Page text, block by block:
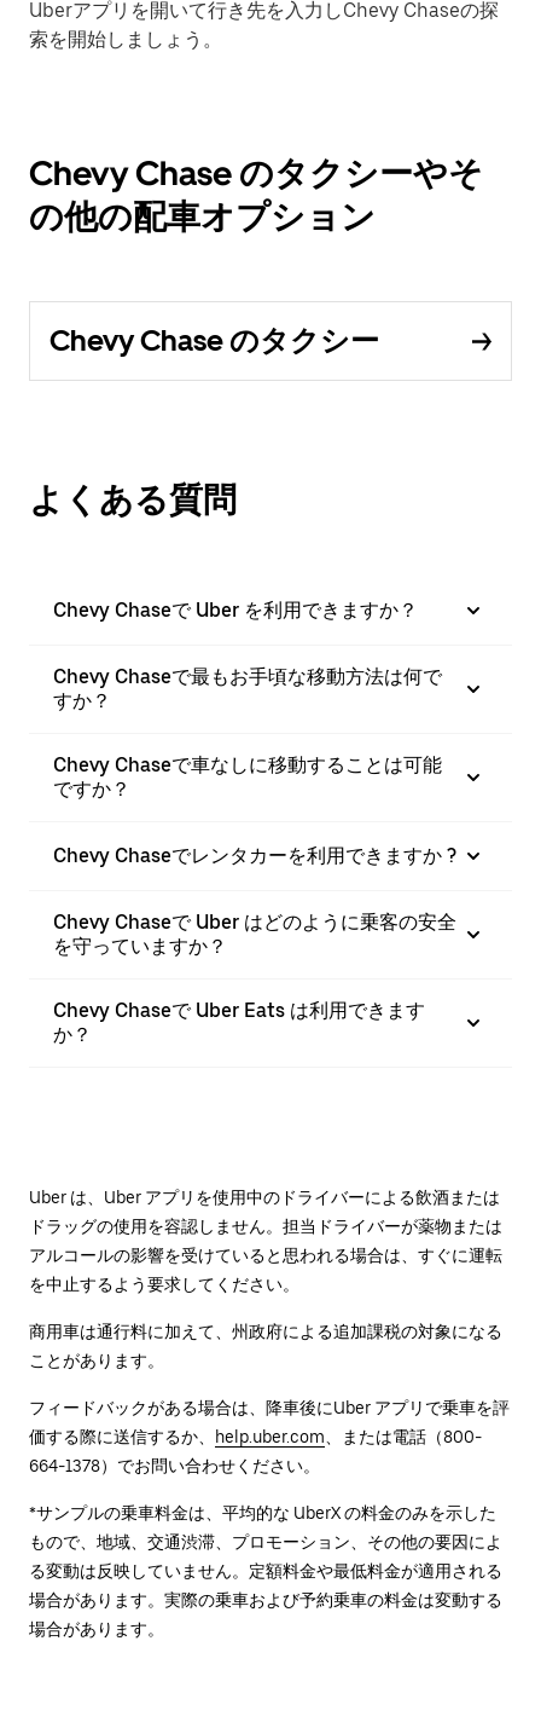
Uberアプリを開いて行き先を入力しChevy Chaseの探
索を開始しましょう。
Chevy Chase のタクシーやそ
の他の配車オプション
Chevy Chase のタクシー
よくある質問
Chevy Chaseで Uber を利用できますか？
Chevy Chaseで最もお手頃な移動方法は何で
すか？
Chevy Chaseで車なしに移動することは可能
ですか？
Chevy Chaseでレンタカーを利用できますか ?
Chevy Chaseで Uber はどのように乗客の安全
を守っていますか？
Chevy Chaseで Uber Eats は利用できます
か？
Uber は、Uber アプリを使用中のドライバーによる飲酒または
ドラッグの使用を容認しません。担当ドライバーが薬物または
アルコールの影響を受けていると思われる場合は、すぐに運転
を中止するよう要求してください。
商用車は通行料に加えて、州政府による追加課税の対象になる
ことがあります。
フィードバックがある場合は、降車後に⁠Uber アプリで乗車を評
価する際に送信するか、
help.uber.com 、または電話（800-
664-1378）でお問い合わせください。
*サンプルの乗車料金は、平均的な UberX の料金のみを示した
もので、地域、交通渋滞、プロモーション、その他の要因によ
る変動は反映していません。定額料金や最低料金が適用される
場合があります。実際の乗車および予約乗車の料金は変動する
場合があります。